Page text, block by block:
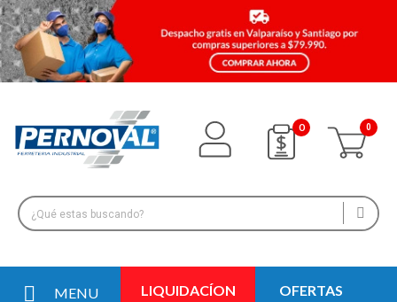
0
MENU LIQUIDACÍON OFERTAS